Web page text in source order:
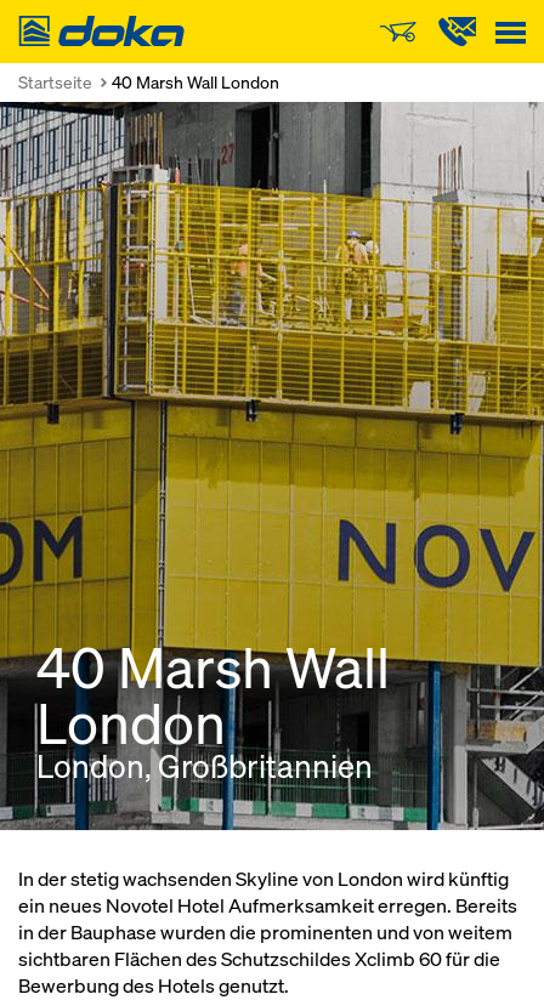
Doka
Startseite 40 Marsh Wall London
40 Marsh Wall
London
London, Großbritannien
In der stetig wachsenden Skyline von London wird künftig
ein neues Novotel Hotel Aufmerksamkeit erregen. Bereits
in der Bauphase wurden die prominenten und von weitem
sichtbaren Flächen des Schutzschildes Xclimb 60 für die
Bewerbung des Hotels genutzt.